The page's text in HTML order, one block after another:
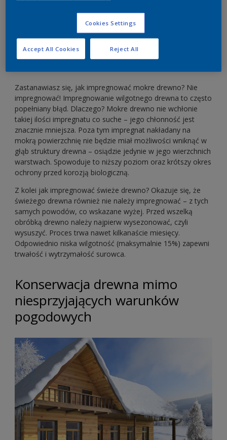
OCHRONA DREWA PORADY
Impregnacja drewna mokrego
Zastanawiasz się, jak impregnować mokre drewno? Nie
impregnować! Impregnowanie wilgotnego drewna to często
popełniany błąd. Dlaczego? Mokre drewno nie wchłonie
takiej ilości impregnatu co suche – jego chłonność jest
znacznie mniejsza. Poza tym impregnat nakładany na
mokrą powierzchnię nie będzie miał możliwości wniknąć w
głąb struktury drewna – osiądzie jedynie w jego wierzchnich
warstwach. Spowoduje to niższy poziom oraz krótszy okres
ochrony przed korozją biologiczną.
Z kolei jak impregnować świeże drewno? Okazuje się, że
świeżego drewna również nie należy impregnować – z tych
samych powodów, co wskazane wyżej. Przed wszelką
obróbką drewno należy najpierw wysezonować, czyli
wysuszyć. Proces trwa nawet kilkanaście miesięcy.
Odpowiednio niska wilgotność (maksymalnie 15%) zapewni
trwałość i wytrzymałość surowca.
Konserwacja drewna mimo
niesprzyjających warunków
pogodowych
Cookies Settings
Reject All
Accept All Cookies